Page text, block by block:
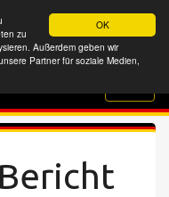
OK
zu
Außerdem geben wir
Partner für soziale Medien,